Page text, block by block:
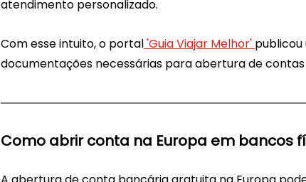
atendimento personalizado.
Com esse intuito, o portal 'Guia Viajar Melhor'
documentações necessárias para abertura de
Como abrir conta na Europa em bancos